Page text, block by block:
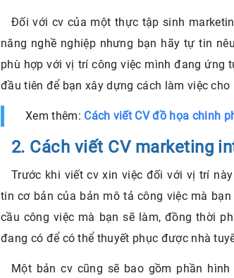
Đối với cv của một thực tập sinh
năng nghề nghiệp nhưng bạn hãy tự tin
phù hợp với vị trí công việc mình đang ứng
đầu tiên để bạn xây dựng cách làm việc cho
Xem thêm: Cách viết CV đồ họa chinh
2. Cách viết CV marketing
Trước khi viết cv xin việc đối với vị trí
tin cơ bản của bản mô tả công việc mà
cầu công việc mà bạn sẽ làm, đồng thời
đang có để có thể thuyết phục được nhà
Một bản cv cũng sẽ bao gồm phần